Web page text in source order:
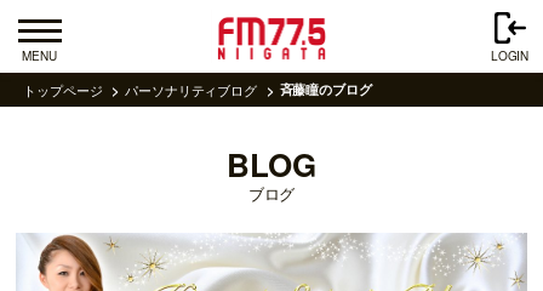
MENU LOGIN
トップページ パーソナリティブログ 斉藤瞳のブログ
BLOG
ブログ